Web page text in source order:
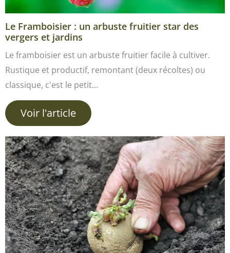
Le Framboisier : un arbuste fruitier star des
vergers et jardins
Le framboisier est un arbuste fruitier facile à cultiver.
Rustique et productif, remontant (deux récoltes) ou
classique, c'est le petit…
Voir l'article